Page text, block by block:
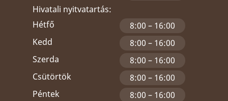
Hivatali nyitvatartás:
Hétfő
8:00 – 16:00
Kedd
8:00 – 16:00
Szerda
8:00 – 16:00
Csütörtök
8:00 – 16:00
Péntek
8:00 – 16:00